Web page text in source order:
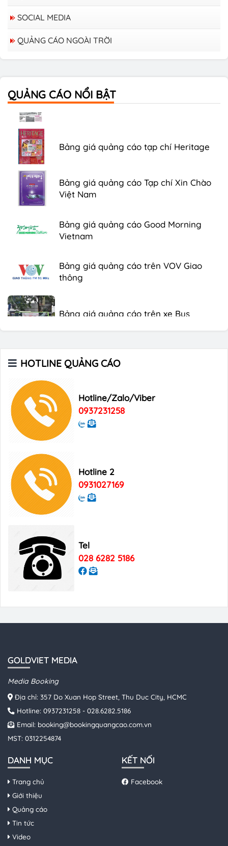
SOCIAL MEDIA
QUẢNG CÁO NGOÀI TRỜI
QUẢNG CÁO NỔI BẬT
Bảng giá quảng cáo Báo Tuổi Trẻ
Việt Nam
Vietnam
thông
Bảng giá quảng cáo Báo Tuổi Trẻ
Bảng giá quảng cáo tạp chí Heritage
Bảng giá quảng cáo Tạp chí Xin Chào
Việt Nam
Bảng giá quảng cáo Good Morning
Vietnam
HOTLINE QUẢNG CÁO
Hotline/Zalo/Viber
0937231258
Hotline 2
0931027169
Tel
028 6282 5186
GOLDVIET MEDIA
Media Booking
Địa chỉ: 357 Do Xuan Hop Street, Thu Duc City, HCMC
Hotline: 0937231258 - 028.6282.5186
Email: booking@bookingquangcao.com.vn
MST: 0312254874
DANH MỤC
Trang chủ
Giới thiệu
Quảng cáo
Tin tức
Video
KẾT NỐI
Facebook